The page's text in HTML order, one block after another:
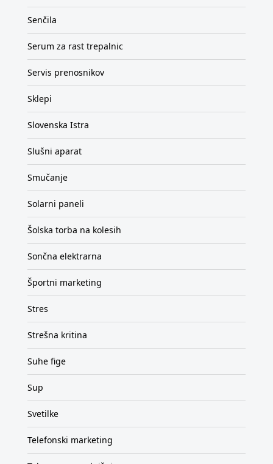
Senčila
Serum za rast trepalnic
Servis prenosnikov
Sklepi
Slovenska Istra
Slušni aparat
Smučanje
Solarni paneli
Šolska torba na kolesih
Sončna elektrarna
Športni marketing
Stres
Strešna kritina
Suhe fige
Sup
Svetilke
Telefonski marketing